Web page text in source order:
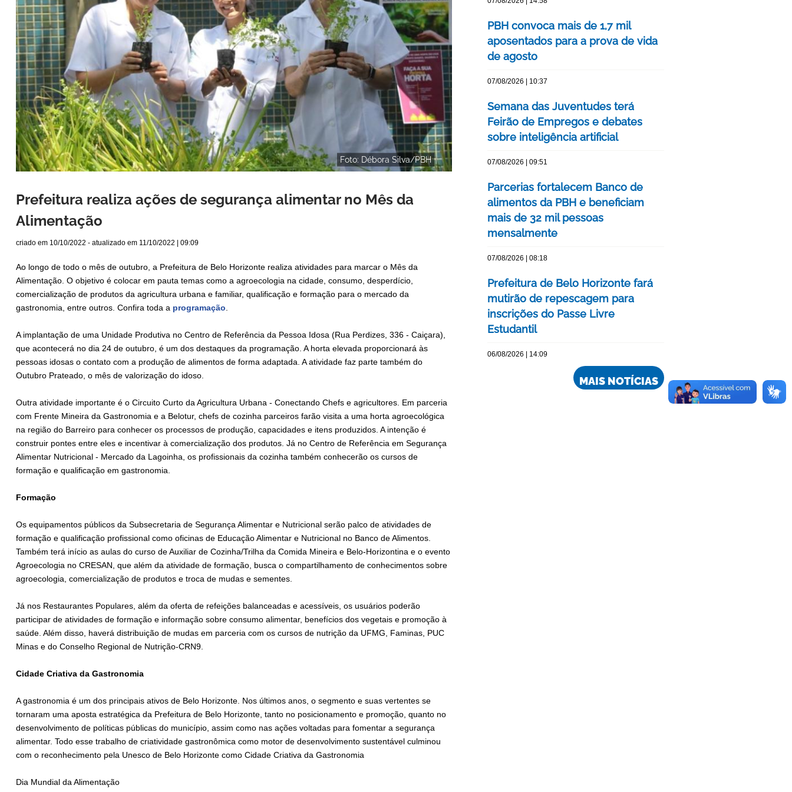
Foto: Débora Silva/PBH
Prefeitura realiza ações de segurança alimentar no Mês da
Alimentação
criado em 10/10/2022 - atualizado em 11/10/2022 | 09:09
Ao longo de todo o mês de outubro, a Prefeitura de Belo Horizonte realiza atividades para marcar o Mês da
Alimentação. O objetivo é colocar em pauta temas como a agroecologia na cidade, consumo, desperdício,
comercialização de produtos da agricultura urbana e familiar, qualificação e formação para o mercado da
gastronomia, entre outros. Confira toda a programação.
A implantação de uma Unidade Produtiva no Centro de Referência da Pessoa Idosa (Rua Perdizes, 336 - Caiçara),
que acontecerá no dia 24 de outubro, é um dos destaques da programação. A horta elevada proporcionará às
pessoas idosas o contato com a produção de alimentos de forma adaptada. A atividade faz parte também do
Outubro Prateado, o mês de valorização do idoso.
Outra atividade importante é o Circuito Curto da Agricultura Urbana - Conectando Chefs e agricultores. Em parceria
com Frente Mineira da Gastronomia e a Belotur, chefs de cozinha parceiros farão visita a uma horta agroecológica
na região do Barreiro para conhecer os processos de produção, capacidades e itens produzidos. A intenção é
construir pontes entre eles e incentivar à comercialização dos produtos. Já no Centro de Referência em Segurança
Alimentar Nutricional - Mercado da Lagoinha, os profissionais da cozinha também conhecerão os cursos de
formação e qualificação em gastronomia.
Formação
Os equipamentos públicos da Subsecretaria de Segurança Alimentar e Nutricional serão palco de atividades de
formação e qualificação profissional como oficinas de Educação Alimentar e Nutricional no Banco de Alimentos.
Também terá início as aulas do curso de Auxiliar de Cozinha/Trilha da Comida Mineira e Belo-Horizontina e o evento
Agroecologia no CRESAN, que além da atividade de formação, busca o compartilhamento de conhecimentos sobre
agroecologia, comercialização de produtos e troca de mudas e sementes.
Já nos Restaurantes Populares, além da oferta de refeições balanceadas e acessíveis, os usuários poderão
participar de atividades de formação e informação sobre consumo alimentar, benefícios dos vegetais e promoção à
saúde. Além disso, haverá distribuição de mudas em parceria com os cursos de nutrição da UFMG, Faminas, PUC
Minas e do Conselho Regional de Nutrição-CRN9.
Cidade Criativa da Gastronomia
A gastronomia é um dos principais ativos de Belo Horizonte. Nos últimos anos, o segmento e suas vertentes se
tornaram uma aposta estratégica da Prefeitura de Belo Horizonte, tanto no posicionamento e promoção, quanto no
desenvolvimento de políticas públicas do município, assim como nas ações voltadas para fomentar a segurança
alimentar. Todo esse trabalho de criatividade gastronômica como motor de desenvolvimento sustentável culminou
com o reconhecimento pela Unesco de Belo Horizonte como Cidade Criativa da Gastronomia
Dia Mundial da Alimentação
PBH convoca mais de 1,7 mil
aposentados para a prova de vida
de agosto
07/08/2026 | 10:37
Semana das Juventudes terá
Feirão de Empregos e debates
sobre inteligência artificial
07/08/2026 | 09:51
Parcerias fortalecem Banco de
alimentos da PBH e beneficiam
mais de 32 mil pessoas
mensalmente
07/08/2026 | 08:18
Prefeitura de Belo Horizonte fará
mutirão de repescagem para
inscrições do Passe Livre
Estudantil
06/08/2026 | 14:09
MAIS NOTÍCIAS